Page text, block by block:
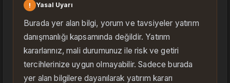
! Yasal Uyarı
Burada yer alan bilgi, yorum ve tavsiyeler yatırım
danışmanlığı kapsamında değildir. Yatırım
kararlarınız, mali durumunuz ile risk ve getiri
tercihlerinize uygun olmayabilir. Sadece burada
yer alan bilgilere dayanılarak yatırım kararı